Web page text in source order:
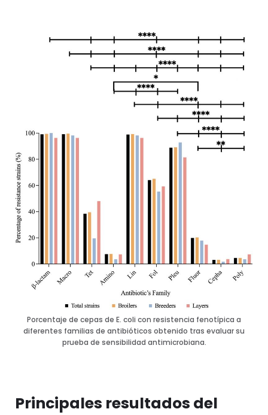
Porcentaje de cepas de E. coli con resistencia fenotípica a
diferentes familias de antibióticos obtenido tras evaluar su
prueba de sensibilidad antimicrobiana.
Principales resultados del